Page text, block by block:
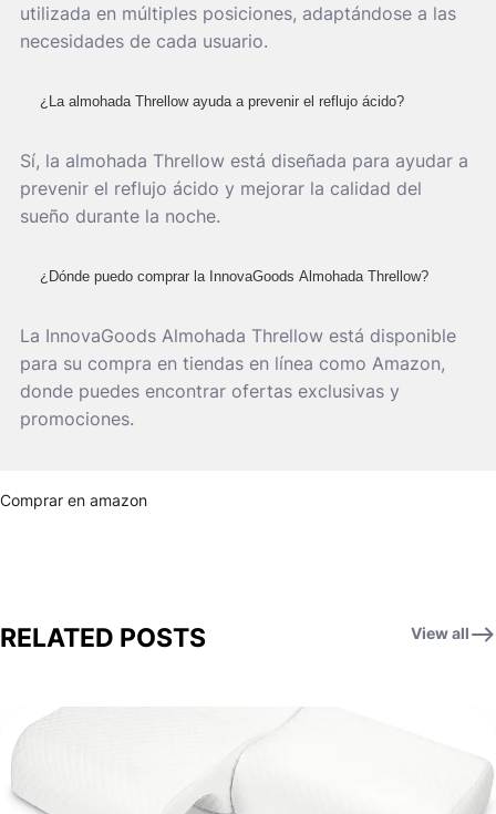
utilizada en múltiples posiciones, adaptándose a las
necesidades de cada usuario.
¿La almohada Threllow ayuda a prevenir el reflujo ácido?
Sí, la almohada Threllow está diseñada para ayudar a
prevenir el reflujo ácido y mejorar la calidad del
sueño durante la noche.
¿Dónde puedo comprar la InnovaGoods Almohada Threllow?
La InnovaGoods Almohada Threllow está disponible
para su compra en tiendas en línea como Amazon,
donde puedes encontrar ofertas exclusivas y
promociones.
Comprar en amazon
RELATED POSTS View all